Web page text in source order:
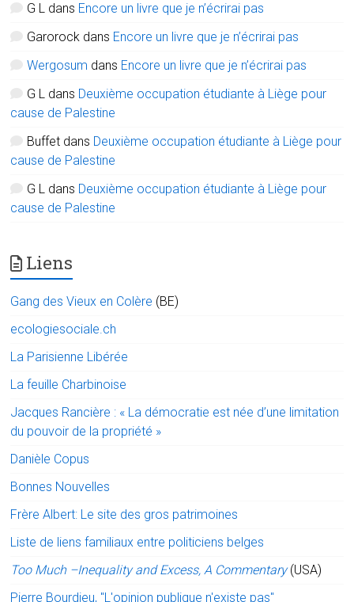
G L dans Encore un livre que je n’écrirai pas
Garorock dans Encore un livre que je n’écrirai pas
Wergosum dans Encore un livre que je n’écrirai pas
G L dans Deuxième occupation étudiante à Liège pour
cause de Palestine
Buffet dans Deuxième occupation étudiante à Liège pour
cause de Palestine
G L dans Deuxième occupation étudiante à Liège pour
cause de Palestine
Liens
Gang des Vieux en Colère (BE)
ecologiesociale.ch
La Parisienne Libérée
La feuille Charbinoise
Jacques Rancière : « La démocratie est née d’une limitation
du pouvoir de la propriété »
Danièle Copus
Bonnes Nouvelles
Frère Albert: Le site des gros patrimoines
Liste de liens familiaux entre politiciens belges
Too Much –Inequality and Excess, A Commentary (USA)
Pierre Bourdieu, "L'opinion publique n'existe pas"